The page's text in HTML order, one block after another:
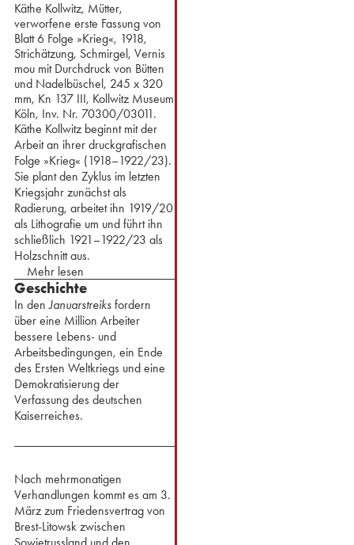
Käthe Kollwitz, Mütter,
verworfene erste Fassung von
Blatt 6 Folge »Krieg«, 1918,
Strichätzung, Schmirgel, Vernis
mou mit Durchdruck von Bütten
und Nadelbüschel, 245 x 320
mm, Kn 137 III, Kollwitz Museum
Köln, Inv. Nr. 70300/03011.
Käthe Kollwitz beginnt mit der
Arbeit an ihrer druckgrafischen
Folge »Krieg« (1918–1922/23).
Sie plant den Zyklus im letzten
Kriegsjahr zunächst als
Radierung, arbeitet ihn 1919/20
als Lithografie um und führt ihn
schließlich 1921–1922/23 als
Holzschnitt aus.
Mehr lesen
Geschichte
In denJanuarstreiksfordern
über eine Million Arbeiter
bessere Lebens- und
Arbeitsbedingungen, ein Ende
des Ersten Weltkriegs und eine
Demokratisierung der
Verfassung des deutschen
Kaiserreiches.
Nach mehrmonatigen
Verhandlungen kommt es am 3.
März zum ⁢Friedensvertrag von
Brest-Litowsk zwischen